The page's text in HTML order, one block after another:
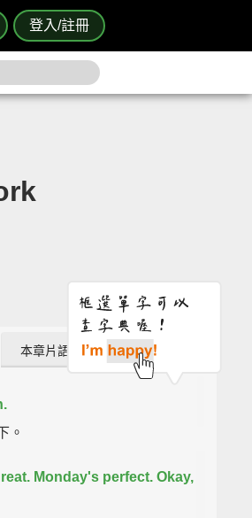
登入/註冊
本章片語 (5)
。
Monday's perfect. Okay,